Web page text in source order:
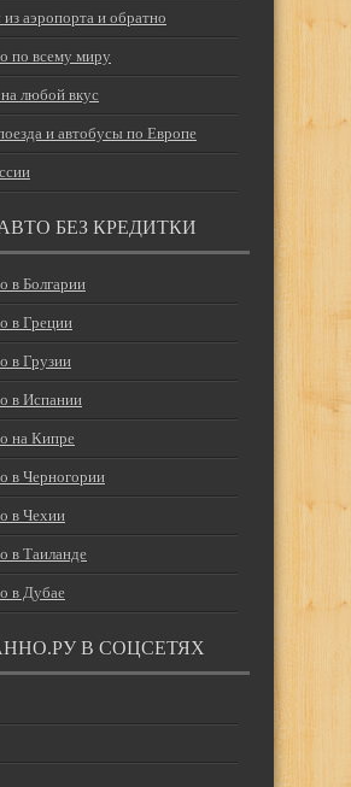
аэропорта и обратно
по всему миру
любой вкус
и автобусы по Европе
БЕЗ КРЕДИТКИ
в Болгарии
в Греции
в Грузии
в Испании
на Кипре
в Черногории
в Чехии
в Таиланде
в Дубае
В СОЦСЕТЯХ